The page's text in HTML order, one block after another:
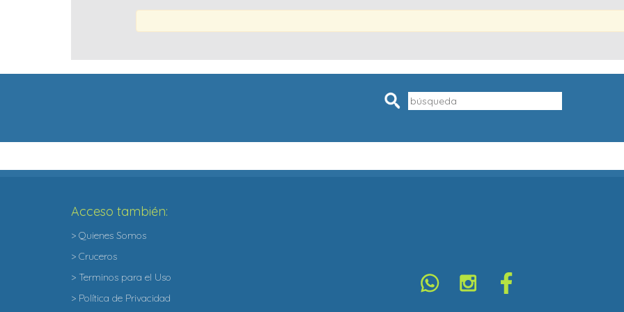
Pesquisar
Acceso también:
> Quienes Somos
> Cruceros
> Terminos para el Uso
> Política de Privacidad